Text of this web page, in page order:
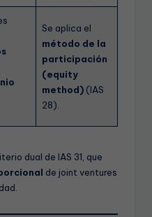
Se aplica el
método de la
participación
(equity
method) (IAS
28).
dual de IAS 31, que
de joint ventures